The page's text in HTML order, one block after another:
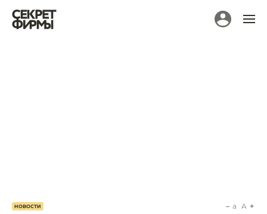
НОВОСТИ a A